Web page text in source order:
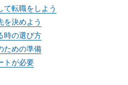
て転職をしよう
を決めよう
時の選び方
ための準備
トが必要